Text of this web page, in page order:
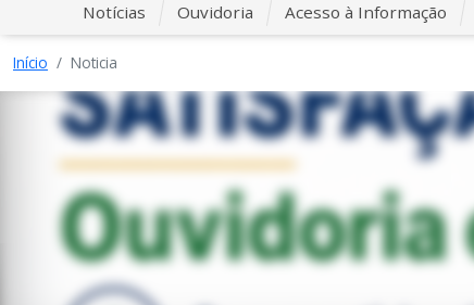
Notícias Ouvidoria Acesso à Informação
Início Noticia